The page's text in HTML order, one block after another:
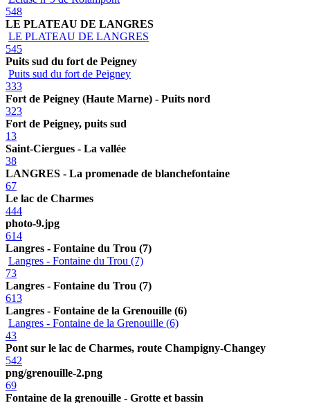
548
LE PLATEAU DE LANGRES
LE PLATEAU DE LANGRES
545
Puits sud du fort de Peigney
Puits sud du fort de Peigney
333
Fort de Peigney (Haute Marne) - Puits nord
323
Fort de Peigney, puits sud
13
Saint-Ciergues - La vallée
38
LANGRES - La promenade de blanchefontaine
67
Le lac de Charmes
444
photo-9.jpg
614
Langres - Fontaine du Trou (7)
Langres - Fontaine du Trou (7)
73
Langres - Fontaine du Trou (7)
613
Langres - Fontaine de la Grenouille (6)
Langres - Fontaine de la Grenouille (6)
43
Pont sur le lac de Charmes, route Champigny-Changey
542
png/grenouille-2.png
69
Fontaine de la grenouille - Grotte et bassin